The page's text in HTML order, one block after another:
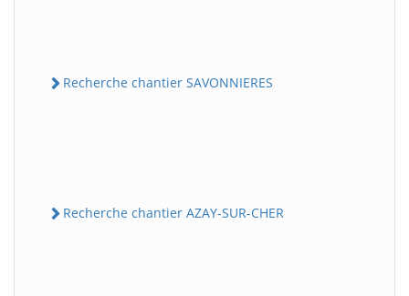
Recherche chantier SAVONNIERES
Recherche chantier AZAY-SUR-CHER